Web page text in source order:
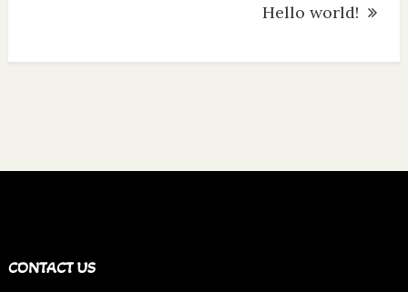
Hello world!
CONTACT US